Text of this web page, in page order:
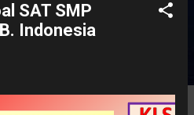
SAT SMP
Indonesia